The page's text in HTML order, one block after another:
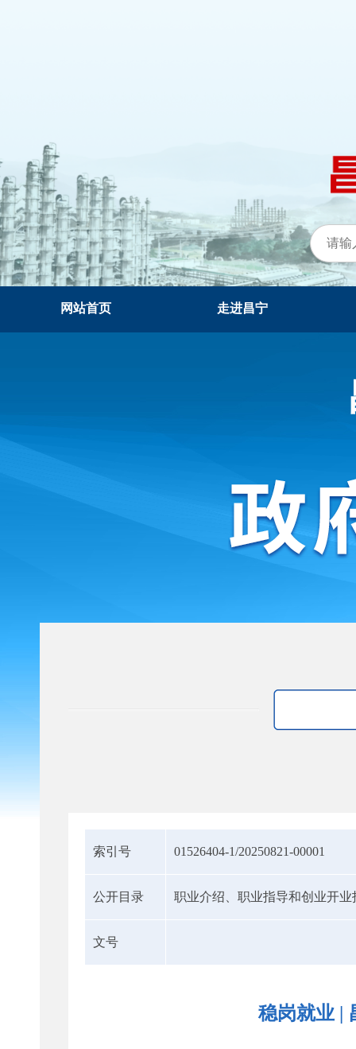
网站首页 走进昌宁
索引号 01526404-1/20250821-00001
公开目录 职业介绍、职业指导和创业开业
文号
稳岗就业 |